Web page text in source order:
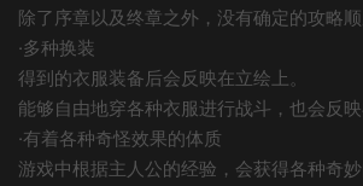
除了序章以及终章之外，没有确定的攻略顺
·多种换装
得到的衣服装备后会反映在立绘上。
能够自由地穿各种衣服进行战斗，也会反映
·有着各种奇怪效果的体质
游戏中根据主人公的经验，会获得各种奇